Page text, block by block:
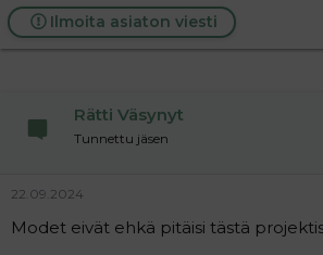
Ilmoita asiaton viesti
Rätti Väsynyt
Tunnettu jäsen
22.09.2024
Modet eivät ehkä pitäisi tästä